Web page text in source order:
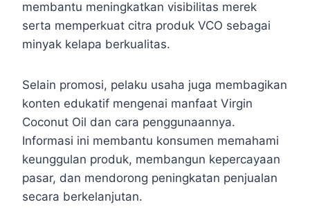
membantu meningkatkan visibilitas merek
serta memperkuat citra produk VCO sebagai
minyak kelapa berkualitas.
Selain promosi, pelaku usaha juga membagikan
konten edukatif mengenai manfaat Virgin
Coconut Oil dan cara penggunaannya.
Informasi ini membantu konsumen memahami
keunggulan produk, membangun kepercayaan
pasar, dan mendorong peningkatan penjualan
secara berkelanjutan.